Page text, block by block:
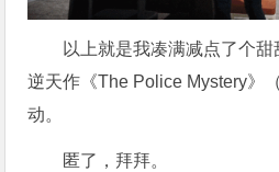
以上就是我凑满减点了个
逆天作《The Police Mystery》
动。
匿了，拜拜。